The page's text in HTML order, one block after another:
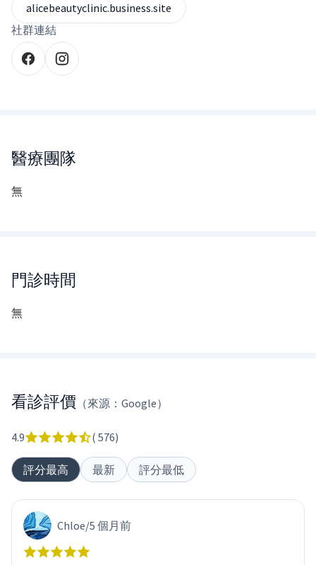
alicebeautyclinic.business.site
社群連結
醫療團隊
無
門診時間
無
看診評價 （來源：Google）
4.9 ( 576)
評分最高 最新 評分最低
Chloe/5 個月前